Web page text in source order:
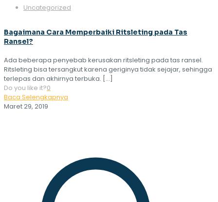
Uncategorized
Bagaimana Cara Memperbaiki Ritsleting pada Tas
Ransel?
Ada beberapa penyebab kerusakan ritsleting pada tas ransel.
Ritsleting bisa tersangkut karena geriginya tidak sejajar, sehingga
terlepas dan akhirnya terbuka. […]
Do you like it?0
Baca Selengkapnya
Maret 29, 2019